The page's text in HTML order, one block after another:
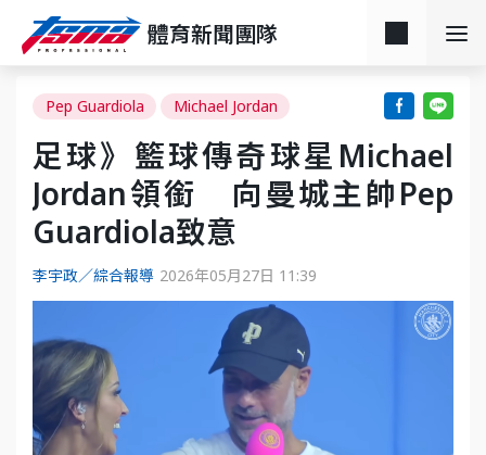
體育新聞團隊
Pep Guardiola Michael Jordan
足球》籃球傳奇球星Michael
Jordan領銜 向曼城主帥Pep
Guardiola致意
李宇政／綜合報導 2026年05月27日 11:39